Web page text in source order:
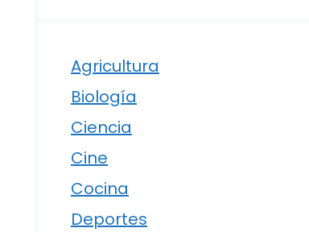
Agricultura
Biología
Ciencia
Cine
Cocina
Deportes